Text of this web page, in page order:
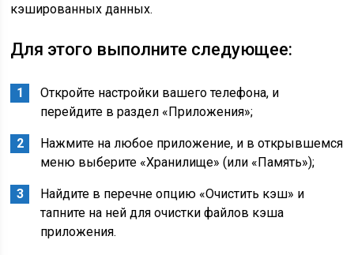
кэшированных данных.
Для этого выполните следующее:
Откройте настройки вашего телефона, и
перейдите в раздел «Приложения»;
Нажмите на любое приложение, и в открывшемся
меню выберите «Хранилище» (или «Память»);
Найдите в перечне опцию «Очистить кэш» и
тапните на ней для очистки файлов кэша
приложения.